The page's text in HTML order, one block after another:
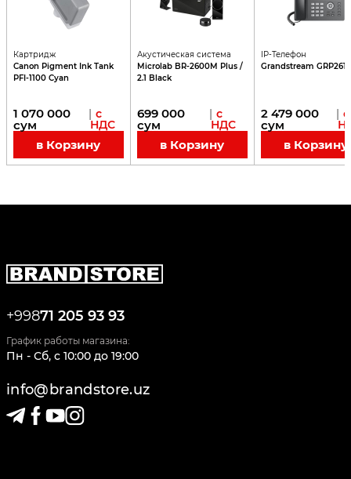
Картридж
Canon Pigment Ink Tank
PFI-1100 Cyan
1 070 000
сум
| с
НДС
в Корзину
Акустическая система
Microlab BR-2600M Plus /
2.1 Black
699 000
сум
| с
НДС
в Корзину
IP-Телефон
Grandstream GRP2616
2 479 000
сум
| с
в Корзину
+99871 205 93 93
График работы магазина:
Пн - Сб, c 10:00 до 19:00
info@brandstore.uz